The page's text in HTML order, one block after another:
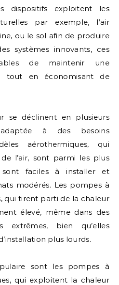
dispositifs exploitent les
par exemple, l’air
ou le sol afin de produire
systèmes innovants, ces
de maintenir une
tout en économisant de
se déclinent en plusieurs
à des besoins
aérothermiques, qui
l’air, sont parmi les plus
sont faciles à installer et
modérés. Les pompes à
qui tirent parti de la chaleur
élevé, même dans des
extrêmes, bien qu’elles
plus lourds.
sont les pompes à
qui exploitent la chaleur